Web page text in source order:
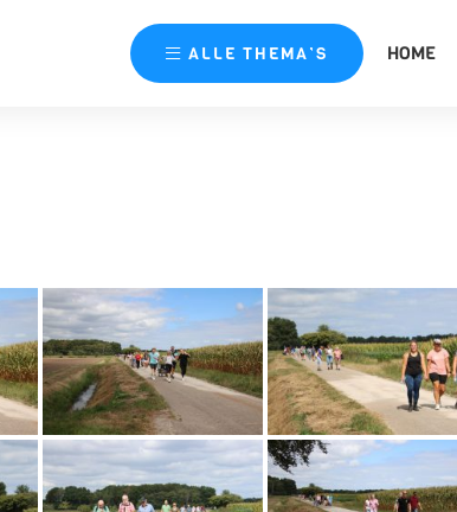
HOME
ALLE THEMA’S